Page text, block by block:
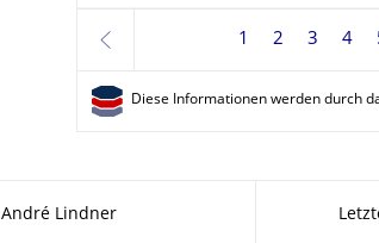
zurück
1 2 3 4
Diese Informationen werden durch
André Lindner